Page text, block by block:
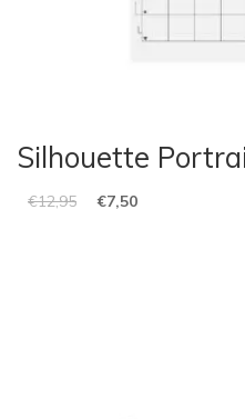
Silhouette
€12,95 €7,50